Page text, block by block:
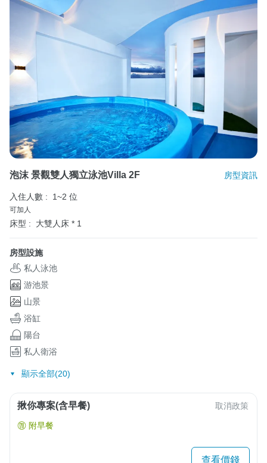
泡沫 景觀雙人獨立泳池Villa 2F 房型資訊
入住人數 : 1~2 位
可加人
床型 : 大雙人床 * 1
房型設施
私人泳池
游池景
山景
浴缸
陽台
私人衛浴
顯示全部(20)
揪你專案(含早餐) 取消政策
附早餐
查看價錢